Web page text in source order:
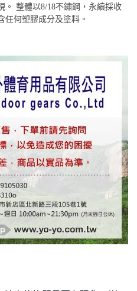
。 整體以8/18不鏽鋼，永續採收
任何塑膠成分及塗料。